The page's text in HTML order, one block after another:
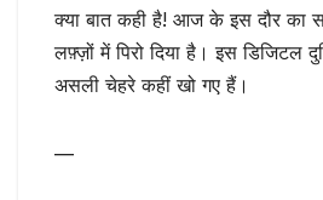
क्या बात कही है! आज के इस दौर
लफ़्ज़ों में पिरो दिया है। इस डिजिटल
असली चेहरे कहीं खो गए हैं।
—